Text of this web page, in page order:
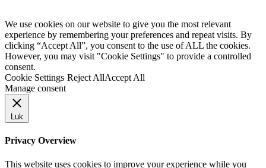
We use cookies on our website to give you the most relevant
experience by remembering your preferences and repeat visits. By
clicking “Accept All”, you consent to the use of ALL the cookies.
However, you may visit "Cookie Settings" to provide a controlled
consent.
Cookie Settings Reject AllAccept All
Manage consent
Luk
Privacy Overview
This website uses cookies to improve your experience while you